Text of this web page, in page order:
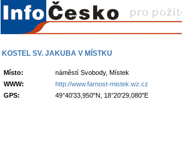
KOSTEL SV. JAKUBA V MÍSTKU
Místo:
náměstí Svobody, Místek
WWW:
http://www.farnost-mistek.wz.cz
GPS:
49°40'33,950"N, 18°20'29,080"E